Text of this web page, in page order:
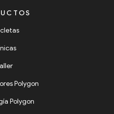
Polygon
Polygon